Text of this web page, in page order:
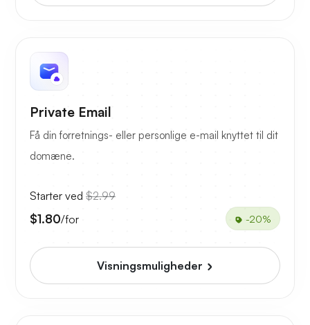
Private Email
Få din forretnings- eller personlige e-mail knyttet til dit
domæne.
Starter ved $2.99
$1.80/for -20%
Visningsmuligheder